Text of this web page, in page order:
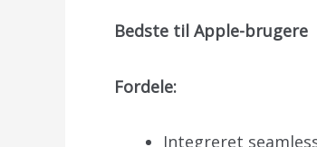
Bedste til Apple-brugere
Fordele:
Integreret